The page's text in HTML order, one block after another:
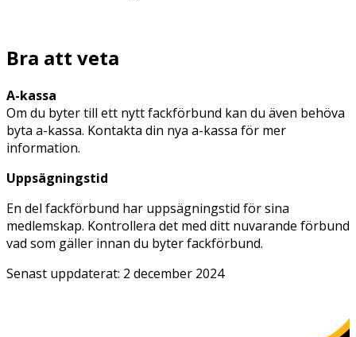
Bra att veta
A-kassa
Om du byter till ett nytt fackförbund kan du även behöva
byta a-kassa. Kontakta din nya a-kassa för mer
information.
Uppsägningstid
En del fackförbund har uppsägningstid för sina
medlemskap. Kontrollera det med ditt nuvarande förbund
vad som gäller innan du byter fackförbund.
Senast uppdaterat: 2 december 2024